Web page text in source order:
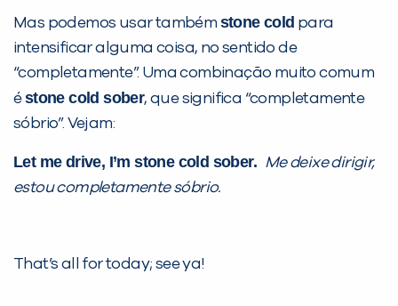
Mas podemos usar também stone cold para
intensificar alguma coisa, no sentido de
“completamente”. Uma combinação muito comum
éstone cold sober, que significa “completamente
sóbrio”. Vejam:
Let me drive, I’m stone cold sober. Me deixe dirigir,
estou completamente sóbrio.
That’s all for today; see ya!